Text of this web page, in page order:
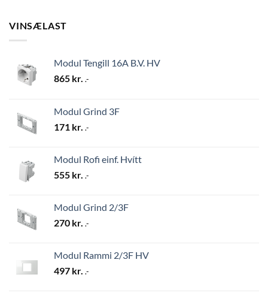
VINSÆLAST
Modul Tengill 16A B.V. HV
865 kr. .-
Modul Grind 3F
171 kr. .-
Modul Rofi einf. Hvítt
555 kr. .-
Modul Grind 2/3F
270 kr. .-
Modul Rammi 2/3F HV
497 kr. .-